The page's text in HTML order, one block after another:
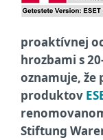
proaktívnej
hrozbami s
oznamuje, že
produktov
Stiftung